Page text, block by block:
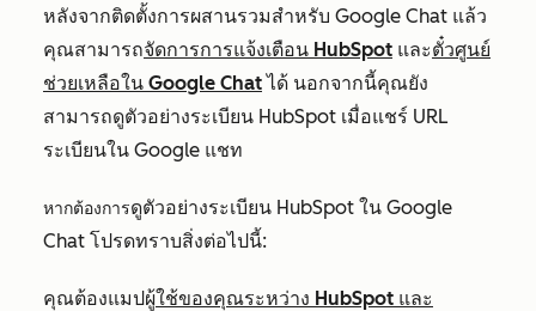
หลังจากติดตั้งการผสานรวมสำหรับ Google Chat แล้ว
คุณสามารถจัดการการแจ้งเตือน HubSpot และตั๋วศูนย์
ช่วยเหลือใน Google Chatได้ นอกจากนี้คุณยัง
สามารถดูตัวอย่างระเบียน HubSpot เมื่อแชร์ URL
ระเบียนใน Google แชท
หากต้องการดูตัวอย่างระเบียน HubSpot ใน Google
Chat โปรดทราบสิ่งต่อไปนี้:
คุณต้องแมปผู้ใช้ของคุณระหว่าง HubSpot และ